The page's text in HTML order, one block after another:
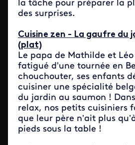
la tâche pour préparer la
des surprises.
Cuisine zen - La gaufre du
(plat)
Le papa de Mathilde et
fatigué d'une tournée en
chouchouter, ses enfants
cuisiner une spécialité
du jardin au saumon !
relax, nos petits cuisiniers
que leur père n’ait plus
pieds sous la table !